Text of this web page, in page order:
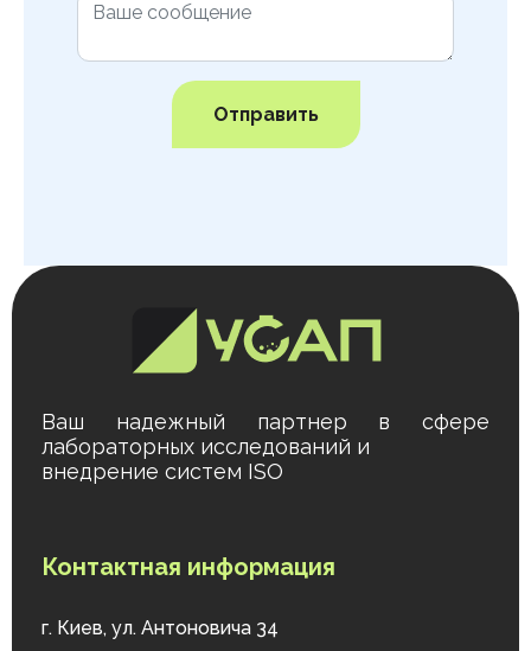
Отправить
Ваш надежный партнер в сфере
лабораторных исследований и
внедрение систем ISO
Контактная информация
г. Киев, ул. Антоновича 34